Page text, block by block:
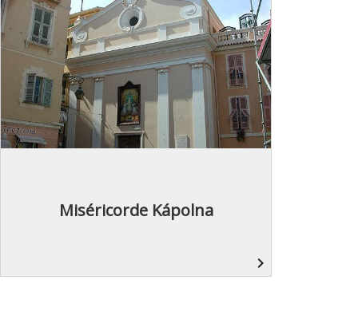
Miséricorde Kápolna
navigate_next